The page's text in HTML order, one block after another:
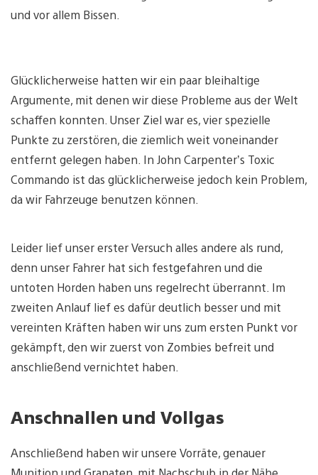
und vor allem Bissen.
Glücklicherweise hatten wir ein paar bleihaltige
Argumente, mit denen wir diese Probleme aus der Welt
schaffen konnten. Unser Ziel war es, vier spezielle
Punkte zu zerstören, die ziemlich weit voneinander
entfernt gelegen haben. In John Carpenter’s Toxic
Commando ist das glücklicherweise jedoch kein Problem,
da wir Fahrzeuge benutzen können.
Leider lief unser erster Versuch alles andere als rund,
denn unser Fahrer hat sich festgefahren und die
untoten Horden haben uns regelrecht überrannt. Im
zweiten Anlauf lief es dafür deutlich besser und mit
vereinten Kräften haben wir uns zum ersten Punkt vor
gekämpft, den wir zuerst von Zombies befreit und
anschließend vernichtet haben.
Anschnallen und Vollgas
Anschließend haben wir unsere Vorräte, genauer